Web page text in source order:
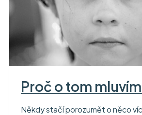
Proč o tom
Někdy stačí porozumět o něco